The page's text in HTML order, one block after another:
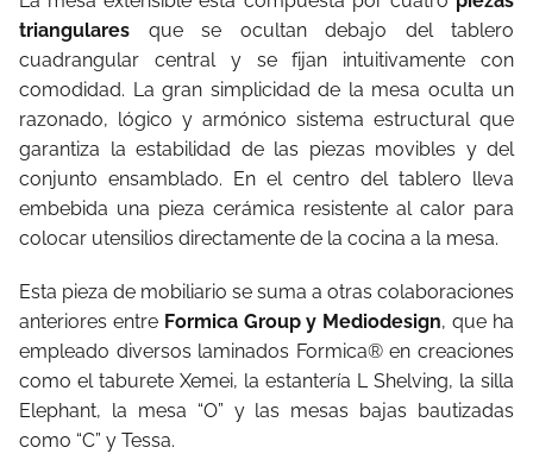
triangulares que se ocultan debajo del tablero
cuadrangular central y se fijan intuitivamente con
comodidad. La gran simplicidad de la mesa oculta un
razonado, lógico y armónico sistema estructural que
garantiza la estabilidad de las piezas movibles y del
conjunto ensamblado. En el centro del tablero lleva
embebida una pieza cerámica resistente al calor para
colocar utensilios directamente de la cocina a la mesa.
Esta pieza de mobiliario se suma a otras colaboraciones
anteriores entre Formica Group y Mediodesign, que ha
empleado diversos laminados Formica® en creaciones
como el taburete Xemei, la estantería L Shelving, la silla
Elephant, la mesa “O” y las mesas bajas bautizadas
como “C” y Tessa.